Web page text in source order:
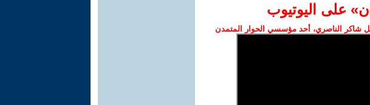
على اليوتيوب
شاكر الناصري، أحد مؤسسي الحوار المتمدن